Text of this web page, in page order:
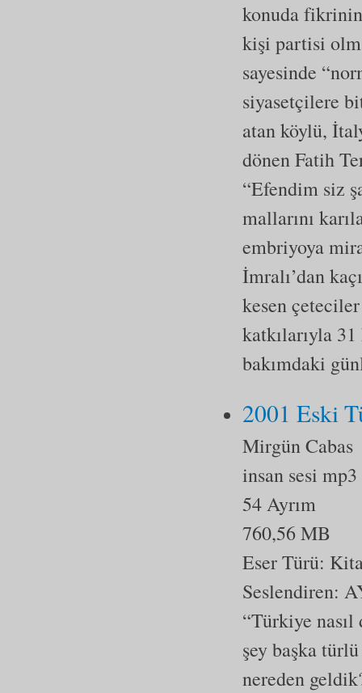
konuda
kişi partisi
sayesinde
siyasetçilere
atan köylü,
dönen Fatih
“Efendim siz
mallarını
embriyoya
İmralı’dan
kesen
katkılarıyla
bakımdaki
2001 Eski
Mirgün Cabas
insan sesi mp3
54 Ayrım
760,56 MB
Eser Türü:
Seslendiren:
“Türkiye nasıl
şey başka
nereden